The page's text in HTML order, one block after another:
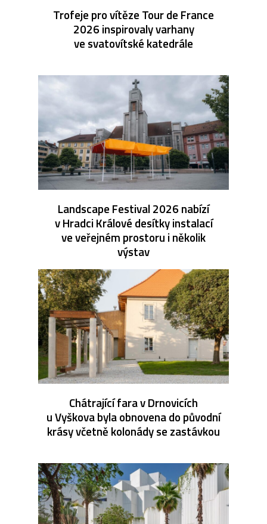
Trofeje pro vítěze Tour de France
2026 inspirovaly varhany
ve svatovítské katedrále
Landscape Festival 2026 nabízí
v Hradci Králové desítky instalací
ve veřejném prostoru i několik
výstav
Chátrající fara v Drnovicích
u Vyškova byla obnovena do původní
krásy včetně kolonády se zastávkou